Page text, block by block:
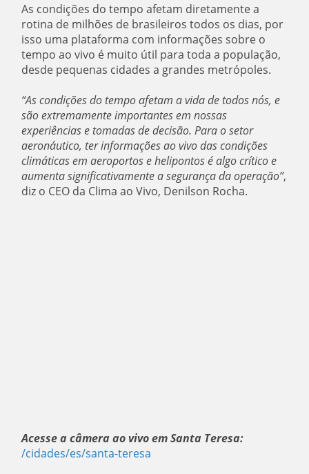
As condições do tempo afetam diretamente a
rotina de milhões de brasileiros todos os dias, por
isso uma plataforma com informações sobre o
tempo ao vivo é muito útil para toda a população,
desde pequenas cidades a grandes metrópoles.
“As condições do tempo afetam a vida de todos nós, e
são extremamente importantes em nossas
experiências e tomadas de decisão. Para o setor
aeronáutico, ter informações ao vivo das condições
climáticas em aeroportos e helipontos é algo crítico e
aumenta significativamente a segurança da operação”,
diz o CEO da Clima ao Vivo, Denilson Rocha.
Acesse a câmera ao vivo em Santa Teresa:
/cidades/es/santa-teresa